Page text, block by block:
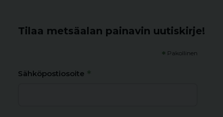
Tilaa metsäalan painavin uutiskirje!
* Pakollinen
Sähköpostiosoite *